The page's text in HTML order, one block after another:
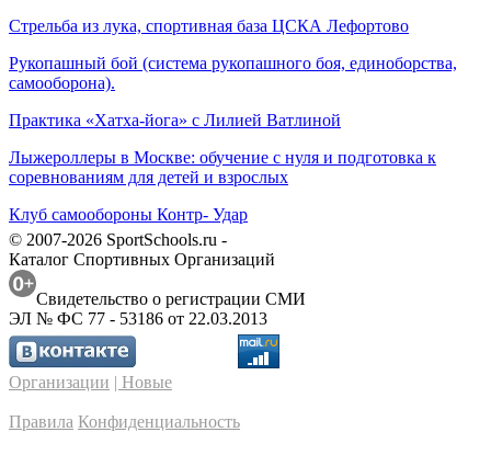
Стрельба из лука, спортивная база ЦСКА Лефортово
Рукопашный бой (система рукопашного боя, единоборства,
самооборона).
Практика «Хатха-йога» с Лилией Ватлиной
Лыжероллеры в Москве: обучение с нуля и подготовка к
соревнованиям для детей и взрослых
Клуб самообороны Контр- Удар
© 2007-2026 SportSchools.ru -
Каталог Спортивных Организаций
Свидетельство о регистрации СМИ
ЭЛ № ФС 77 - 53186 от 22.03.2013
Организации | Новые
Правила Конфиденциальность